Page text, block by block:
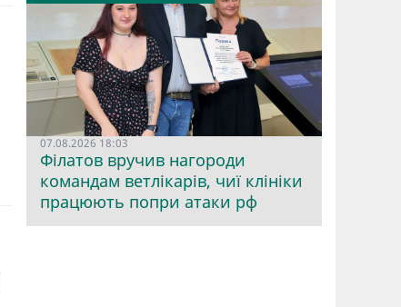
07.08.2026 18:03
Філатов вручив нагороди
командам ветлікарів, чиї клініки
працюють попри атаки рф